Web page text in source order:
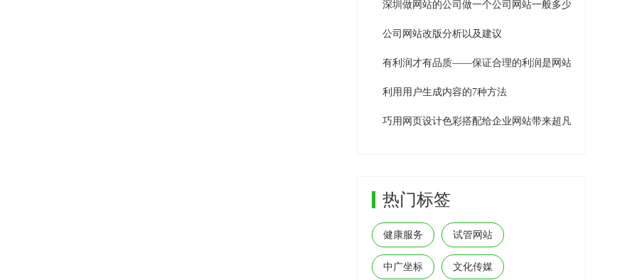
深圳做网站的公司做一个公司网站一般多少钱
公司网站改版分析以及建议
有利润才有品质——保证合理的利润是网站建设公司生存
利用用户生成内容的7种方法
巧用网页设计色彩搭配给企业网站带来超凡用户体验效果
热门标签
健康服务 试管网站
中广坐标 文化传媒